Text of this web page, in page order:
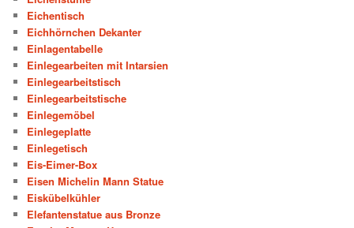
Eichentisch
Eichhörnchen Dekanter
Einlagentabelle
Einlegearbeiten mit Intarsien
Einlegearbeitstisch
Einlegearbeitstische
Einlegemöbel
Einlegeplatte
Einlegetisch
Eis-Eimer-Box
Eisen Michelin Mann Statue
Eiskübelkühler
Elefantenstatue aus Bronze